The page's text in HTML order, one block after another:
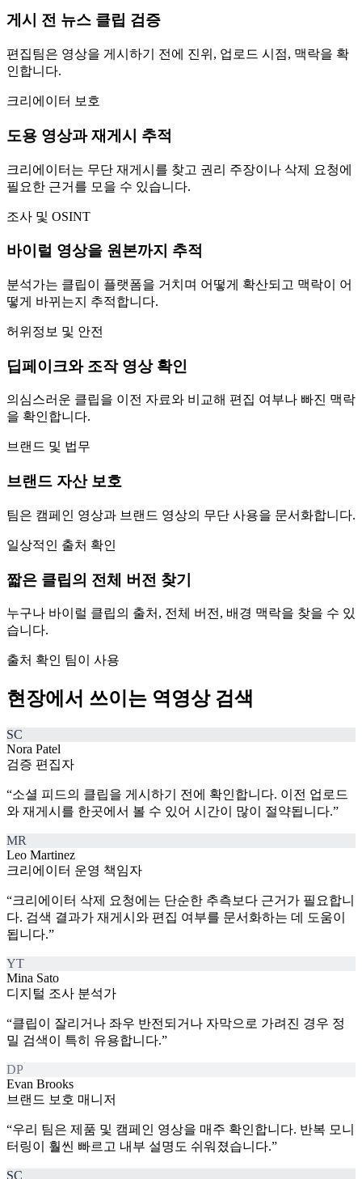
게시 전 뉴스 클립 검증
편집팀은 영상을 게시하기 전에 진위, 업로드 시점, 맥락을 확
인합니다.
크리에이터 보호
도용 영상과 재게시 추적
크리에이터는 무단 재게시를 찾고 권리 주장이나 삭제 요청에
필요한 근거를 모을 수 있습니다.
조사 및 OSINT
바이럴 영상을 원본까지 추적
분석가는 클립이 플랫폼을 거치며 어떻게 확산되고 맥락이 어
떻게 바뀌는지 추적합니다.
허위정보 및 안전
딥페이크와 조작 영상 확인
의심스러운 클립을 이전 자료와 비교해 편집 여부나 빠진 맥락
을 확인합니다.
브랜드 및 법무
브랜드 자산 보호
팀은 캠페인 영상과 브랜드 영상의 무단 사용을 문서화합니다.
일상적인 출처 확인
짧은 클립의 전체 버전 찾기
누구나 바이럴 클립의 출처, 전체 버전, 배경 맥락을 찾을 수 있
습니다.
출처 확인 팀이 사용
현장에서 쓰이는 역영상 검색
SC
Nora Patel
검증 편집자
“소셜 피드의 클립을 게시하기 전에 확인합니다. 이전 업로드
와 재게시를 한곳에서 볼 수 있어 시간이 많이 절약됩니다.”
MR
Leo Martinez
크리에이터 운영 책임자
“크리에이터 삭제 요청에는 단순한 추측보다 근거가 필요합니
다. 검색 결과가 재게시와 편집 여부를 문서화하는 데 도움이
됩니다.”
YT
Mina Sato
디지털 조사 분석가
“클립이 잘리거나 좌우 반전되거나 자막으로 가려진 경우 정
밀 검색이 특히 유용합니다.”
DP
Evan Brooks
브랜드 보호 매니저
“우리 팀은 제품 및 캠페인 영상을 매주 확인합니다. 반복 모니
터링이 훨씬 빠르고 내부 설명도 쉬워졌습니다.”
SC